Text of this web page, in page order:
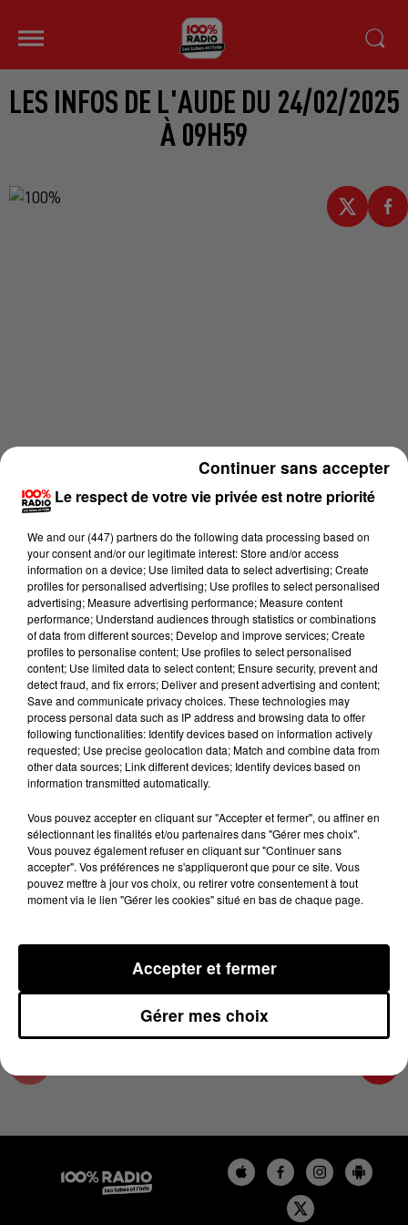
LES INFOS DE L'AUDE DU 24/02/2025
À 09H59
Lecture (2 min 14 sec)
100%
100% Radio les infos de l'Aude
24 février 2025 - 2 min 14 sec
LES INFOS DE L'AUDE DU 24/02/2025 À
09H59
Les infos de l'Aude
Le respect de votre vie privée est notre priorité
We and our (447) partnersdo the following data processing based on
your consent and/or our legitimate interest: Store and/or access
information on a device; Use limited data to select advertising; Create
profiles for personalised advertising; Use profiles to select personalised
advertising; Measure advertising performance; Measure content
performance; Understand audiences through statistics or combinations
of data from different sources; Develop and improve services; Create
profiles to personalise content; Use profiles to select personalised
content; Use limited data to select content; Ensure security, prevent and
detect fraud, and fix errors; Deliver and present advertising and content;
Save and communicate privacy choices. These technologies may
process personal data such as IP address and browsing data to offer
following functionalities: Identify devices based on information actively
requested; Use precise geolocation data; Match and combine data from
other data sources; Link different devices; Identify devices based on
information transmitted automatically.
Vous pouvez accepter en cliquant sur "Accepter et fermer", ou affiner en
sélectionnant les finalités et/ou partenaires dans "Gérer mes choix".
Vous pouvez également refuser en cliquant sur "Continuer sans
accepter". Vos préférences ne s'appliqueront que pour ce site. Vous
pouvez mettre à jour vos choix, ou retirer votre consentement à tout
moment via le lien "Gérer les cookies" situé en bas de chaque page.
Gérer mes choix
Accepter et fermer
Continuer sans accepter